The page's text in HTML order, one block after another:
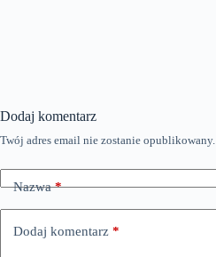
Dodaj komentarz
Twój adres email nie zostanie opublikowany.
Nazwa*
Dodaj komentarz *